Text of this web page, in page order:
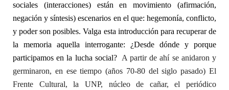
sociales (interacciones) están en movimiento (afirmación,
negación y síntesis) escenarios en el que: hegemonía, conflicto,
y poder son posibles. Valga esta introducción para recuperar de
la memoria aquella interrogante: ¿Desde dónde y porque
participamos en la lucha social? A partir de ahí se anidaron y
germinaron, en ese tiempo (años 70-80 del siglo pasado) El
Frente Cultural, la UNP, núcleo de cañar, el periódico